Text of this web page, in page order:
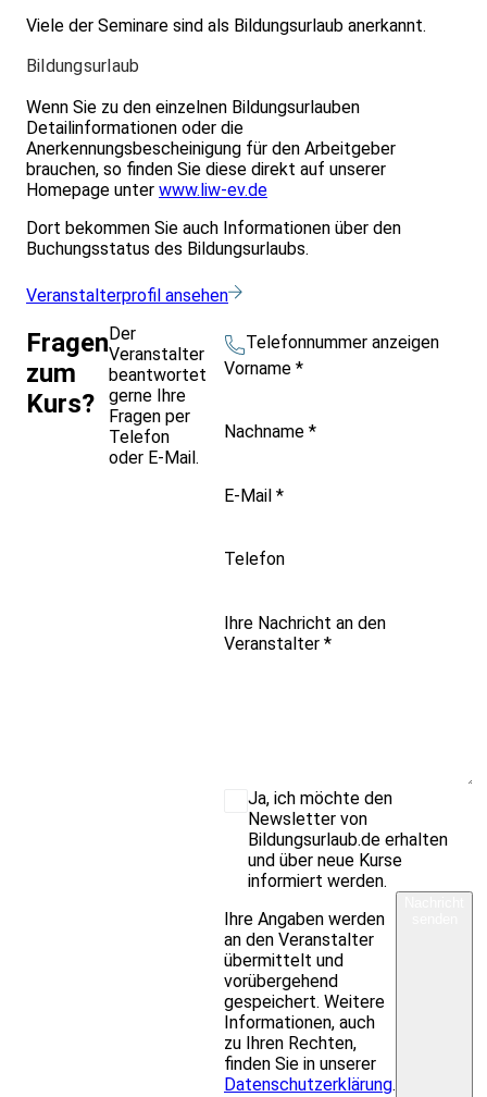
Viele der Seminare sind als Bildungsurlaub anerkannt.
Bildungsurlaub
Wenn Sie zu den einzelnen Bildungsurlauben
Detailinformationen oder die
Anerkennungsbescheinigung für den Arbeitgeber
brauchen, so finden Sie diese direkt auf unserer
Homepage unter www.liw-ev.de
Dort bekommen Sie auch Informationen über den
Buchungsstatus des Bildungsurlaubs.
Veranstalterprofil ansehen
Fragen
zum
Kurs?
Der
Veranstalter
beantwortet
gerne Ihre
Fragen per
Telefon
oder E-Mail.
Telefonnummer anzeigen
Vorname *
Nachname *
E-Mail *
Telefon
Ihre Nachricht an den
Veranstalter *
Ja, ich möchte den
Newsletter von
Bildungsurlaub.de erhalten
und über neue Kurse
informiert werden.
Ihre Angaben werden
an den Veranstalter
übermittelt und
vorübergehend
gespeichert. Weitere
Informationen, auch
zu Ihren Rechten,
finden Sie in unserer
Datenschutzerklärung.